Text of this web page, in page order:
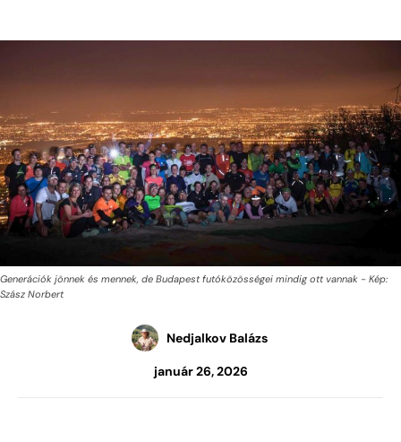
Generációk jönnek és mennek, de Budapest futóközösségei mindig ott vannak - Kép:
Szász Norbert
Nedjalkov Balázs
január 26, 2026